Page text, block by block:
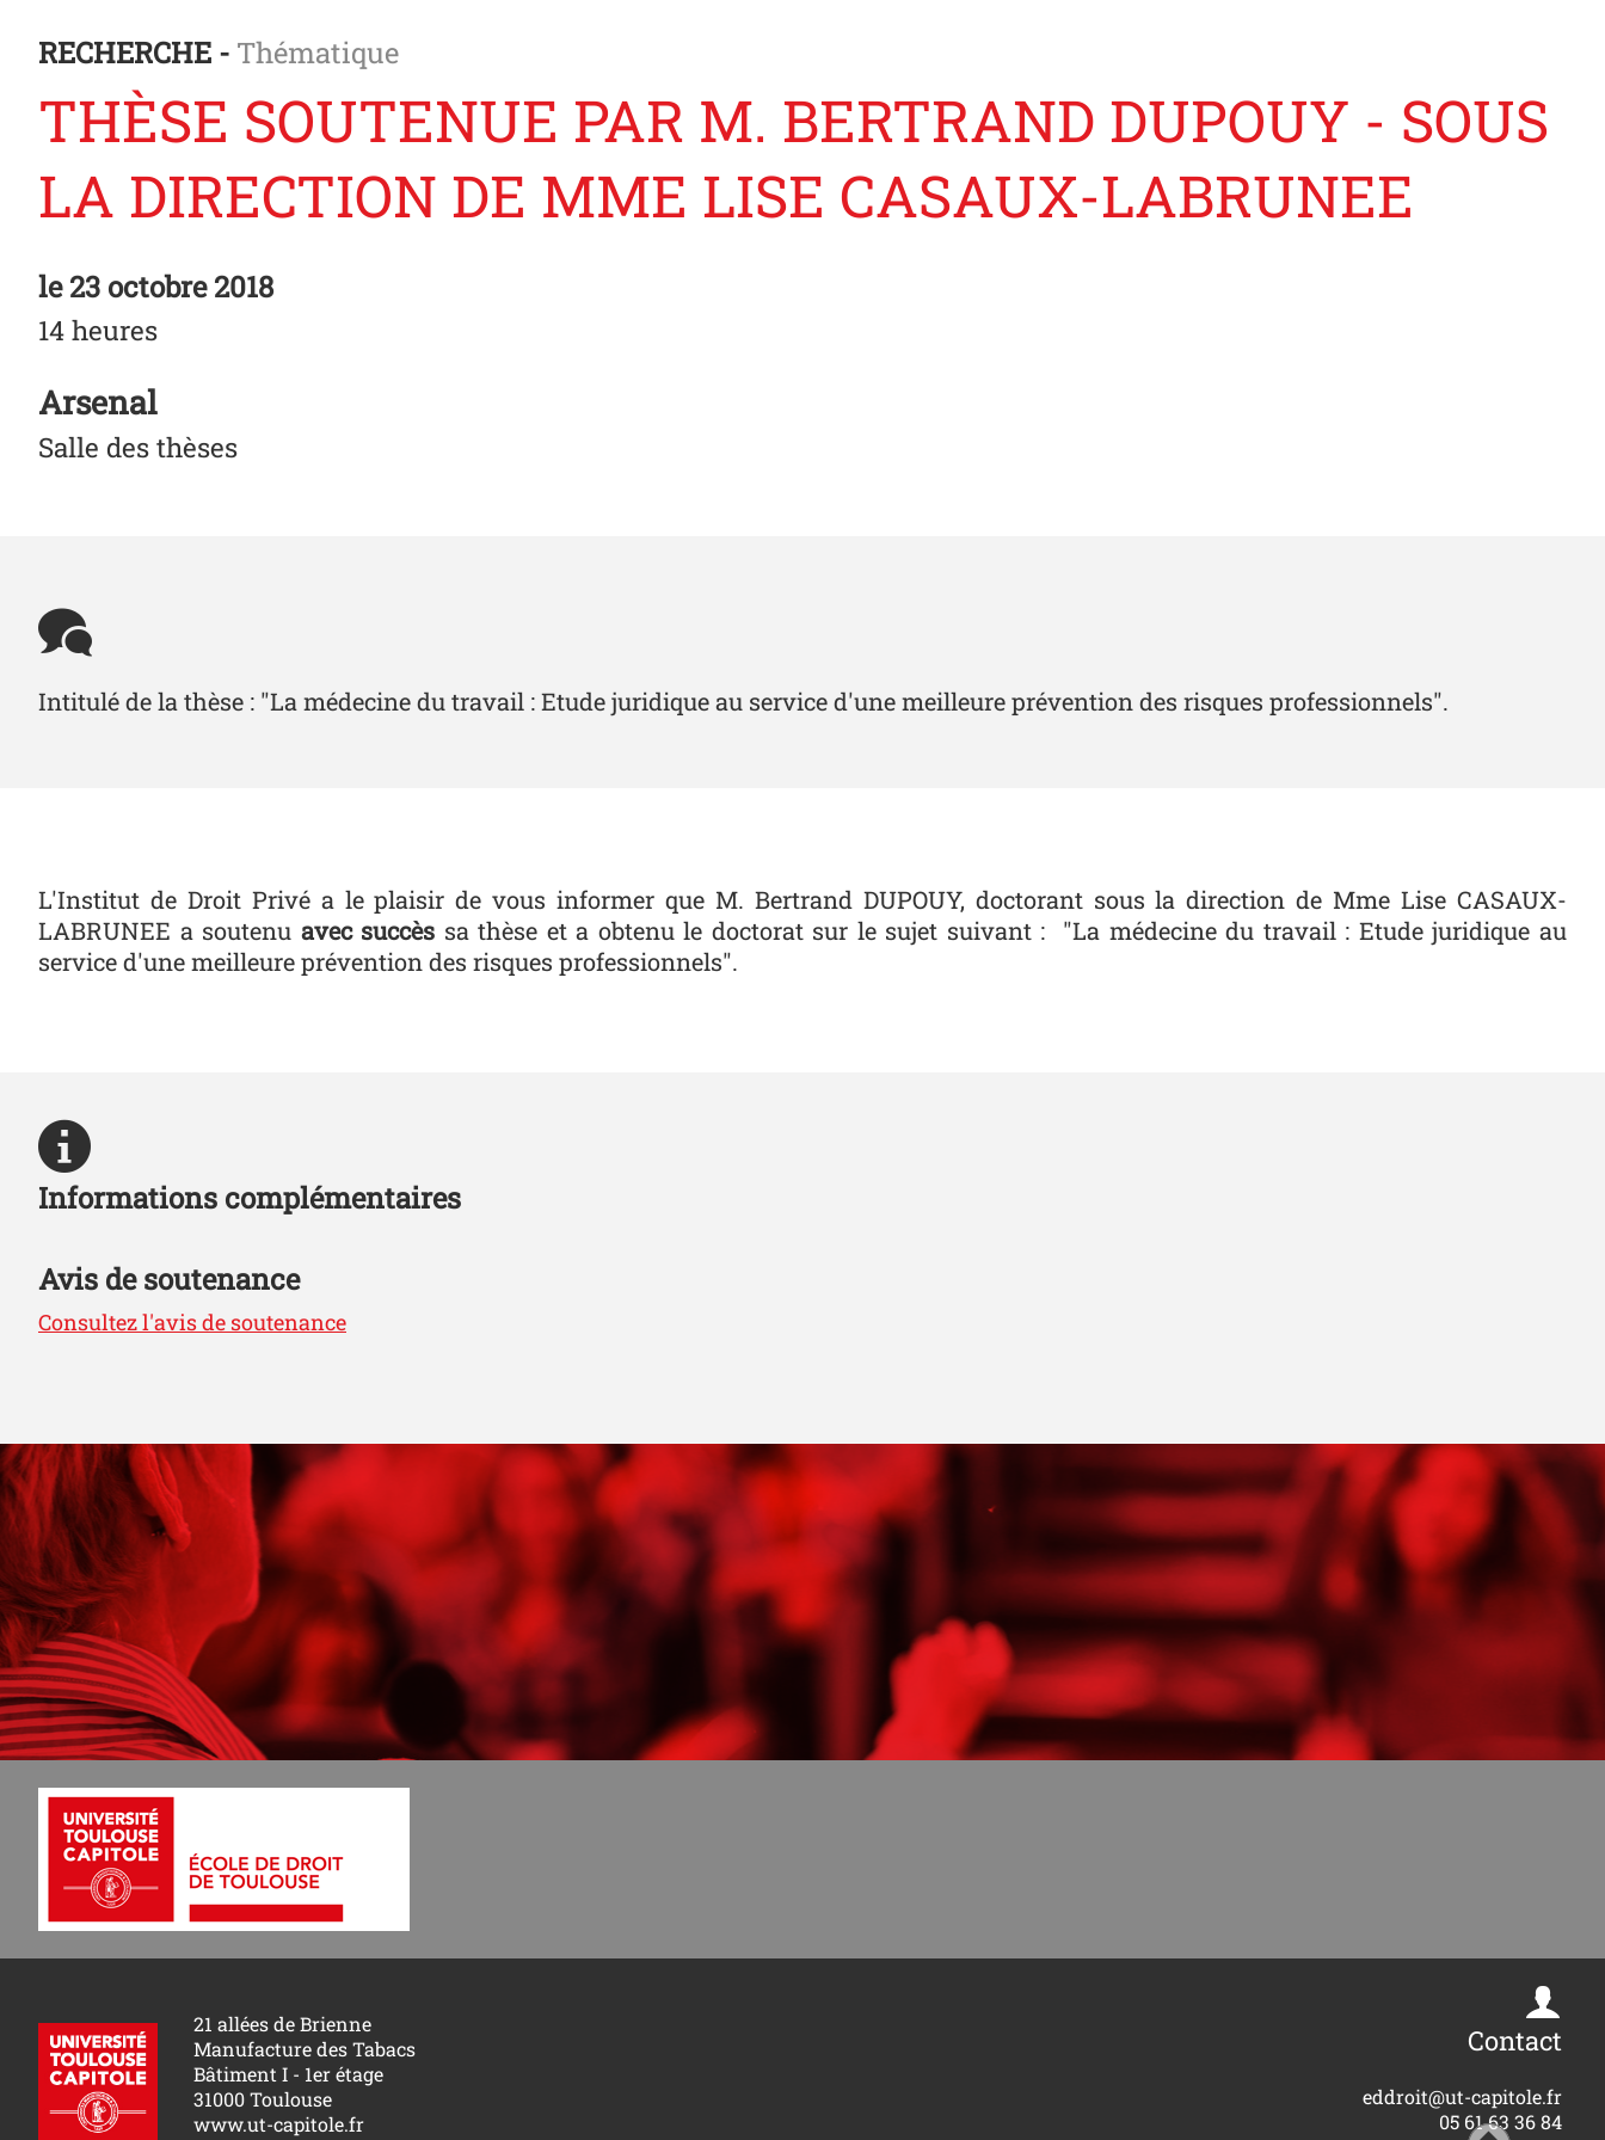
RECHERCHE - Thématique
THÈSE SOUTENUE PAR M. BERTRAND DUPOUY - SOUS
LA DIRECTION DE MME LISE CASAUX-LABRUNEE
le23 octobre 2018
14 heures
Arsenal
Salle des thèses
Intitulé de la thèse : "La médecine du travail : Etude juridique au service d'une meilleure prévention des risques professionnels".
L'Institut de Droit Privé a le plaisir de vous informer que M. Bertrand DUPOUY, doctorant sous la direction de Mme Lise CASAUX-
LABRUNEE a soutenu avec succès sa thèse et a obtenu le doctorat sur le sujet suivant : "La médecine du travail : Etude juridique au
service d'une meilleure prévention des risques professionnels".
Informations complémentaires
Avis de soutenance
Consultez l'avis de soutenance
21 allées de Brienne
Manufacture des Tabacs
Bâtiment I - 1er étage
31000 Toulouse
www.ut-capitole.fr
Contact
eddroit@ut-capitole.fr
05 61 63 36 84